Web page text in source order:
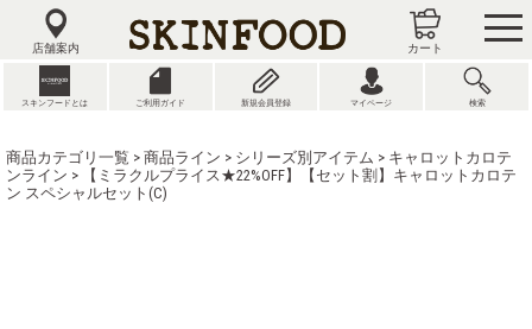
店舗案内 カート
スキンフードとは ご利用ガイド 新規会員登録 マイページ 検索
商品カテゴリ一覧 > 商品ライン > シリーズ別アイテム > キャロットカロテ
ンライン > 【ミラクルプライス★22%OFF】【セット割】キャロットカロテ
ン スペシャルセット(C)